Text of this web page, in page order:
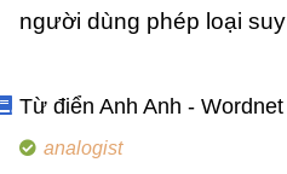
người dùng phép loại suy
Từ điển Anh Anh - Wordnet
analogist